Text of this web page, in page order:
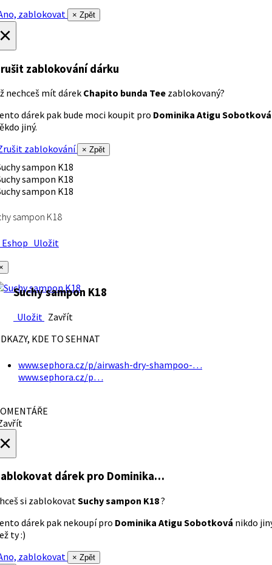
zablokovat
× Zpět
zablokování dárku
nechceš mít dárek Chapito bunda Tee zablokovaný?
dárek pak bude moci koupit pro Dominika Atigu Sobotková
jiný.
zablokování
× Zpět
sampon K18
Uložit
Suchy sampon K18
Uložit Zavřít
KDE TO SEHNAT
www.sephora.cz/p/airwash-dry-shampoo-…
www.sephora.cz/p…
dárek pro Dominika…
si zablokovatSuchy sampon K18?
dárek pak nekoupí pro Dominika Atigu Sobotková nikdo
ty :)
zablokovat
× Zpět